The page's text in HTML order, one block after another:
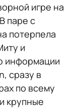
игре на
паре с
потерпела
и
информации
сразу в
по всему
крупные